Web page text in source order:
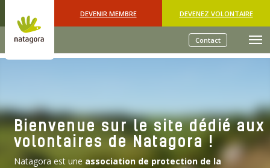
DEVENIR MEMBRE DEVENEZ VOLONTAIRE
Contact
Bienvenue sur le site dédié aux
volontaires de Natagora !
Natagora est une association de protection de la